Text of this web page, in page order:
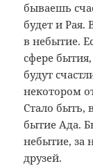
бываешь
будет и Рая.
в небытие.
сфере
будут
некотором
Стало быть,
бытие Ада.
небытие, за
друзей.